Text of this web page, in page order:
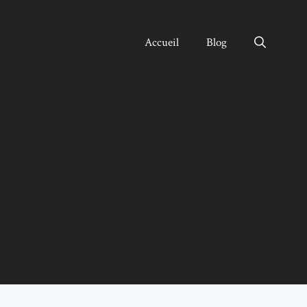
Accueil Blog